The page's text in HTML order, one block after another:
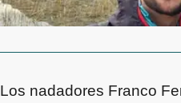
Los nadadores Franco